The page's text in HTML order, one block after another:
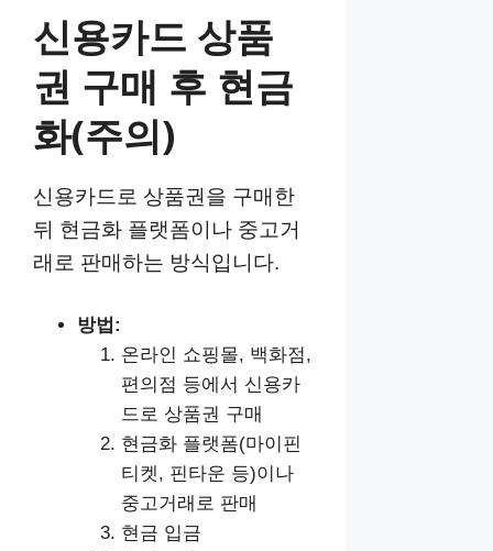
신용카드 상품
권 구매 후 현금
화(주의)
신용카드로 상품권을 구매한
뒤 현금화 플랫폼이나 중고거
래로 판매하는 방식입니다.
방법:
온라인 쇼핑몰, 백화점,
편의점 등에서 신용카
드로 상품권 구매
현금화 플랫폼(마이핀
티켓, 핀타운 등)이나
중고거래로 판매
현금 입금